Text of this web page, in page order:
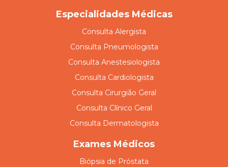
Especialidades Médicas
Consulta Alergista
Consulta Pneumologista
Consulta Anestesiologista
Consulta Cardiologista
Consulta Cirurgião Geral
Consulta Clínico Geral
Consulta Dermatologista
Exames Médicos
Biópsia de Próstata